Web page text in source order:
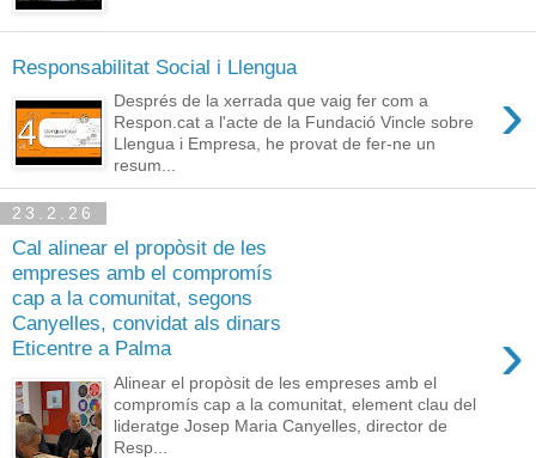
Responsabilitat Social i Llengua
›
Després de la xerrada que vaig fer com a
Respon.cat a l'acte de la Fundació Vincle sobre
Llengua i Empresa, he provat de fer-ne un
resum...
23.2.26
Cal alinear el propòsit de les
empreses amb el compromís
cap a la comunitat, segons
Canyelles, convidat als dinars
Eticentre a Palma
›
Alinear el propòsit de les empreses amb el
compromís cap a la comunitat, element clau del
lideratge Josep Maria Canyelles, director de
Resp...